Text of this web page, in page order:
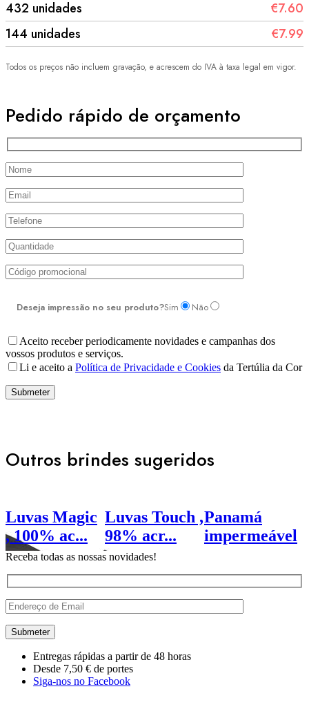
432 unidades
€7.60
144 unidades
€7.99
Todos os preços não incluem gravação, e acrescem do IVA à taxa legal em vigor.
Pedido rápido de orçamento
Deseja impressão no seu produto?Sim Não
Aceito receber periodicamente novidades e campanhas dos
vossos produtos e serviços.
Li e aceito a Política de Privacidade e Cookies da Tertúlia da Cor
Outros brindes sugeridos
Luvas Magic
, 100% ac...
Luvas Touch ,
98% acr...
Panamá
impermeável
Receba todas as nossas novidades!
Entregas rápidas a partir de 48 horas
Desde 7,50 € de portes
Siga-nos no Facebook